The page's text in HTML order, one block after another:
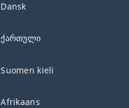
Dansk
ქართული
Suomen kieli
Afrikaans